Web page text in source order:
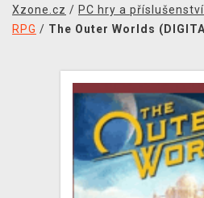
MERCHANDISE
PRODEJNY
Xzone.cz / PC hry a příslušenství
RPG / The Outer Worlds